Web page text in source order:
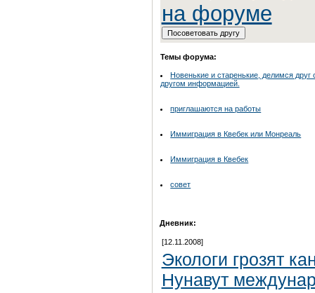
на форуме
Темы форума:
Новенькие и старенькие, делимся друг
другом информацией.
приглашаются на работы
Иммиграция в Квебек или Монреаль
Иммиграция в Квебек
совет
Дневник:
[12.11.2008]
Экологи грозят
Нунавут